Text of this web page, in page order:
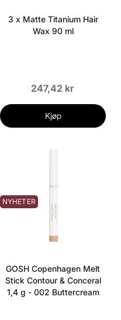
3 x Matte Titanium Hair
Wax 90 ml
247,42 kr
Kjøp
NYHETER
GOSH Copenhagen Melt
Stick Contour & Conceral
1,4 g - 002 Buttercream